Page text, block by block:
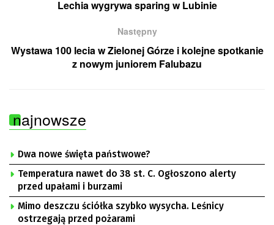
Lechia wygrywa sparing w Lubinie
Następny
Wystawa 100 lecia w Zielonej Górze i kolejne spotkanie
z nowym juniorem Falubazu
najnowsze
Dwa nowe święta państwowe?
Temperatura nawet do 38 st. C. Ogłoszono alerty
przed upałami i burzami
Mimo deszczu ściółka szybko wysycha. Leśnicy
ostrzegają przed pożarami